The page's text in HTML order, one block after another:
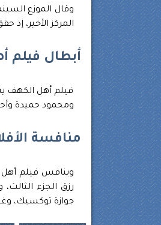
وقال الموزع
المركز الأخير، إذ حقق إيرادات
أبطال فيلم
فيلم أهل الكهف
ومحمود حميدة
منافسة
وينافس فيلم أهل
رزق الجزء
جوازة توكسيك،